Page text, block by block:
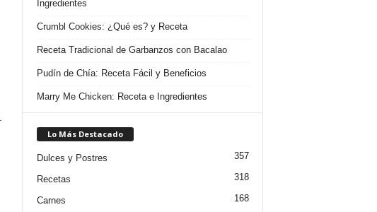
Ingredientes
Crumbl Cookies: ¿Qué es? y Receta
Receta Tradicional de Garbanzos con Bacalao
Pudín de Chía: Receta Fácil y Beneficios
Marry Me Chicken: Receta e Ingredientes
Lo Más Destacado
Dulces y Postres 357
Recetas 318
Carnes 168